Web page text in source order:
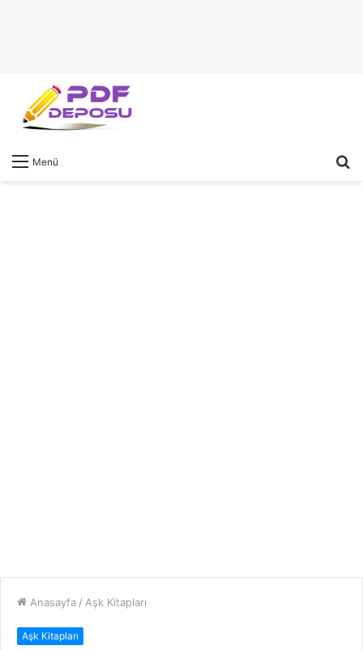
Menü
Anasayfa / Aşk Kitapları
Aşk Kitapları